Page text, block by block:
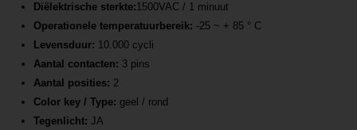
Diëlektrische sterkte:1500VAC / 1 minuut
Operationele temperatuurbereik: -25 ~ + 85 ° C
Levensduur: 10.000 cycli
Aantal contacten: 3 pins
Aantal posities: 2
Color key / Type: geel / rond
Tegenlicht: JA